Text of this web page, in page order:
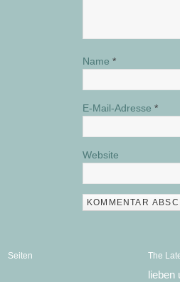
Name *
E-Mail-Adresse *
Website
Seiten The
lieben